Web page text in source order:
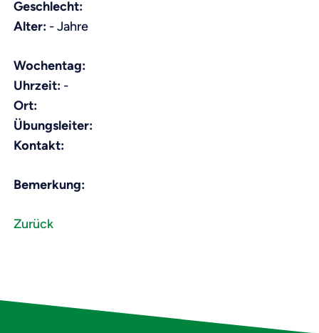
Geschlecht:
Alter: - Jahre
Wochentag:
Uhrzeit: -
Ort:
Übungsleiter:
Kontakt:
Bemerkung:
Zurück